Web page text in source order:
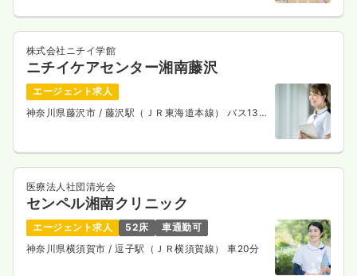
株式会社ニチイ学館
ニチイケアセンター湘南藤沢
エージェント求人
神奈川県藤沢市 / 藤沢駅（ＪＲ東海道本線） バス13
医療法人社団清光会
センペル湘南クリニック
エージェント求人 52床
車通勤可
神奈川県横須賀市 / 逗子駅（ＪＲ横須賀線） 車20分